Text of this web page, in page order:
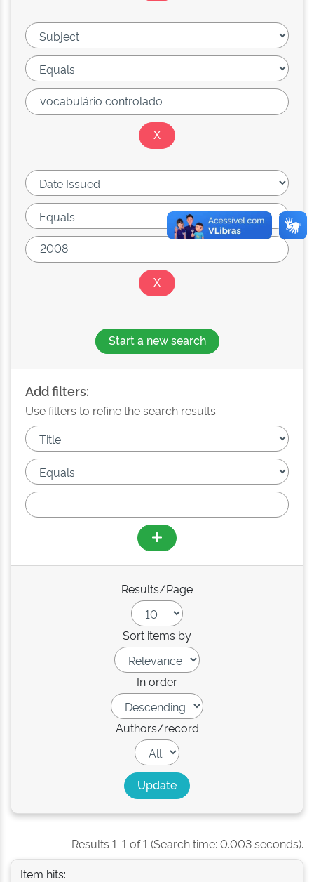
Start a new search
Add filters:
Use filters to refine the search results.
Results/Page
Sort items by
In order
Authors/record
Results 1-1 of 1 (Search time: 0.003 seconds).
Item hits: